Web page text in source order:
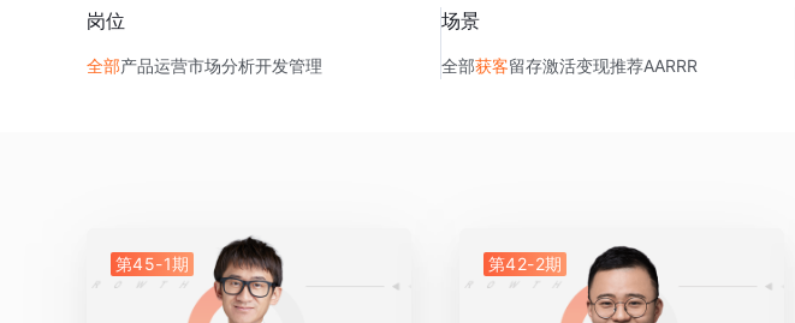
岗位
全部产品运营市场分析开发管理
场景
全部获客留存激活变现推荐AARRR
第45-1期 第42-2期